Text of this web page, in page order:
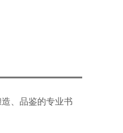
、品鉴的专业书